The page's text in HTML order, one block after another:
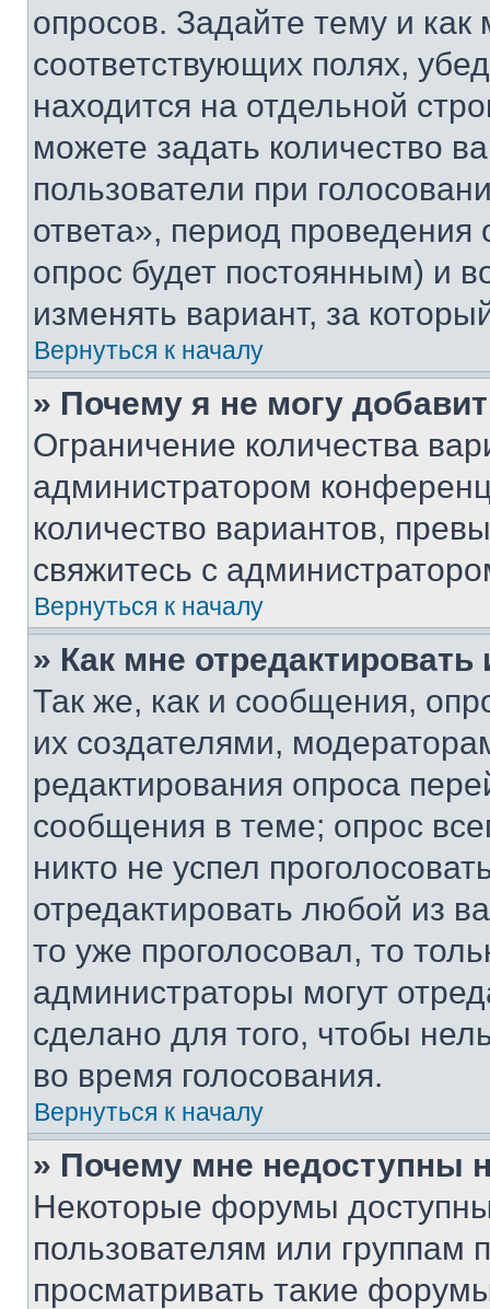
опросов. Задайте тему и
соответствующих полях,
находится на отдельной
можете задать количество
пользователи при
ответа», период проведения
опрос будет постоянным) и
изменять вариант, за
Вернуться к началу
» Почему я не могу
Ограничение количества
администратором
количество вариантов,
свяжитесь с
Вернуться к началу
» Как мне
Так же, как и сообщения,
их создателями,
редактирования опроса
сообщения в теме; опрос
никто не успел
отредактировать любой из
то уже проголосовал, то
администраторы могут
сделано для того, чтобы
во время голосования.
Вернуться к началу
» Почему мне недоступны
Некоторые форумы
пользователям или группам
просматривать такие